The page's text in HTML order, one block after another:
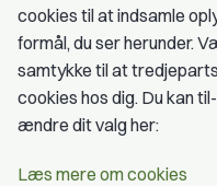
Medlemskab
Fordele som medlem
Kontingent
cookies til at indsamle
formål, du ser herunder.
samtykke til at
cookies hos dig. Du kan
ændre dit valg her:
Læs mere om cookies